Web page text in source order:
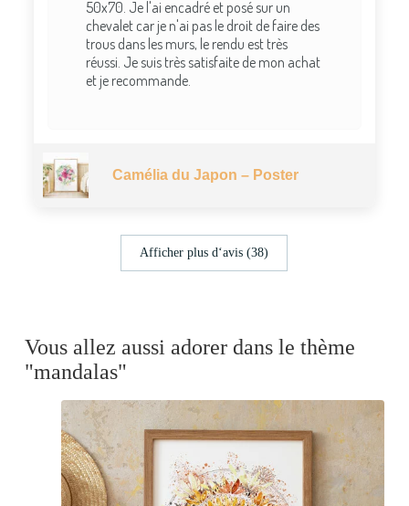
50x70. Je l'ai encadré et posé sur un
chevalet car je n'ai pas le droit de faire des
trous dans les murs, le rendu est très
réussi. Je suis très satisfaite de mon achat
et je recommande.
Camélia du Japon – Poster
Afficher plus d‘avis (38)
Vous allez aussi adorer dans le thème
"mandalas"